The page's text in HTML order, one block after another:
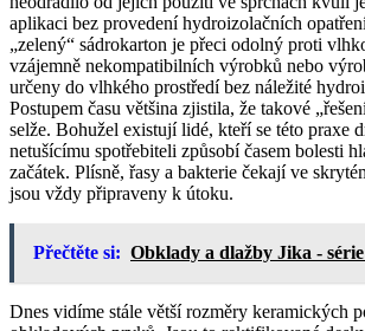
aplikaci bez provedení hydroizolačních
„zelený“ sádrokarton je přeci odolný proti
vzájemně nekompatibilních výrobků nebo
určeny do vlhkého prostředí bez náležité
Postupem času většina zjistila, že takové
selže. Bohužel existují lidé, kteří se této praxe
netušícímu spotřebiteli způsobí časem bolesti
začátek. Plísně, řasy a bakterie čekají ve
jsou vždy připraveny k útoku.
Přečtěte si: Obklady a dlažby Jika -
Dnes vidíme stále větší rozměry keramických